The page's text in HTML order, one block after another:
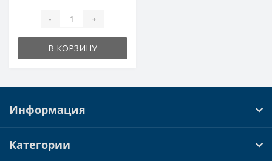
- +
В КОРЗИНУ
Информация
Категории